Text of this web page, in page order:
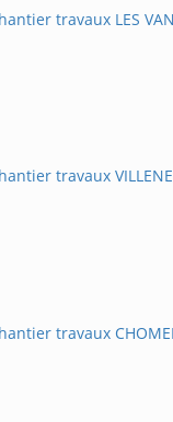
travaux LES
travaux
travaux